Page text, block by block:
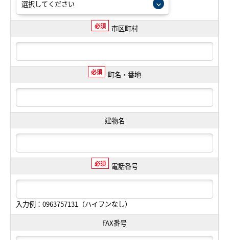
必須 市区町村
必須 町名・番地
建物名
必須 電話番号
入力例：0963757131（ハイフンなし）
FAX番号